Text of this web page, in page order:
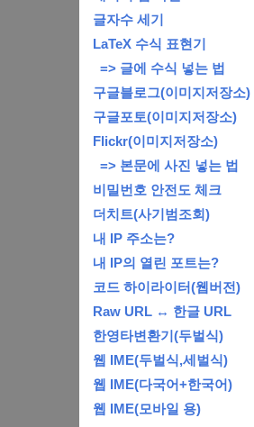
글자수 세기
LaTeX 수식 표현기
=> 글에 수식 넣는 법
구글블로그(이미지저장소)
구글포토(이미지저장소)
Flickr(이미지저장소)
=> 본문에 사진 넣는 법
비밀번호 안전도 체크
더치트(사기범조회)
내 IP 주소는?
내 IP의 열린 포트는?
코드 하이라이터(웹버전)
Raw URL ↔ 한글 URL
한영타변환기(두벌식)
웹 IME(두벌식,세벌식)
웹 IME(다국어+한국어)
웹 IME(모바일 용)